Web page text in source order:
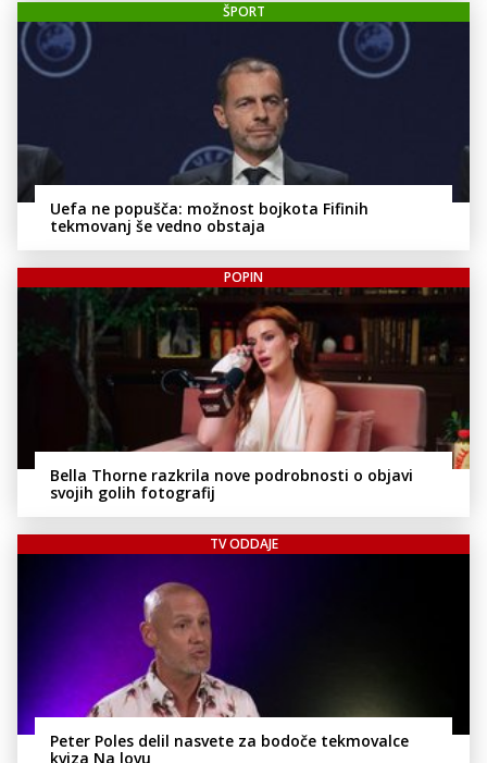
ŠPORT
Uefa ne popušča: možnost bojkota Fifinih
tekmovanj še vedno obstaja
POPIN
Bella Thorne razkrila nove podrobnosti o objavi
svojih golih fotografij
TV ODDAJE
Peter Poles delil nasvete za bodoče tekmovalce
kviza Na lovu